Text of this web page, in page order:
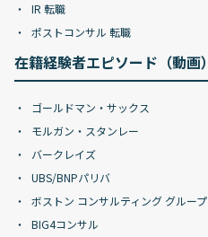
IR 転職
ポストコンサル 転職
在籍経験者エピソード（動画）
ゴールドマン・サックス
モルガン・スタンレー
バークレイズ
UBS/BNPパリバ
ボストン コンサルティング グループ
BIG4コンサル